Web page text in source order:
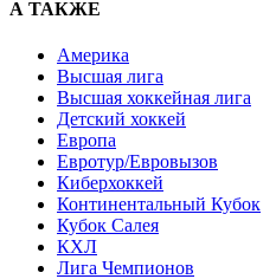
А ТАКЖЕ
Америка
Высшая лига
Высшая хоккейная лига
Детский хоккей
Европа
Евротур/Евровызов
Киберхоккей
Континентальный Кубок
Кубок Салея
КХЛ
Лига Чемпионов